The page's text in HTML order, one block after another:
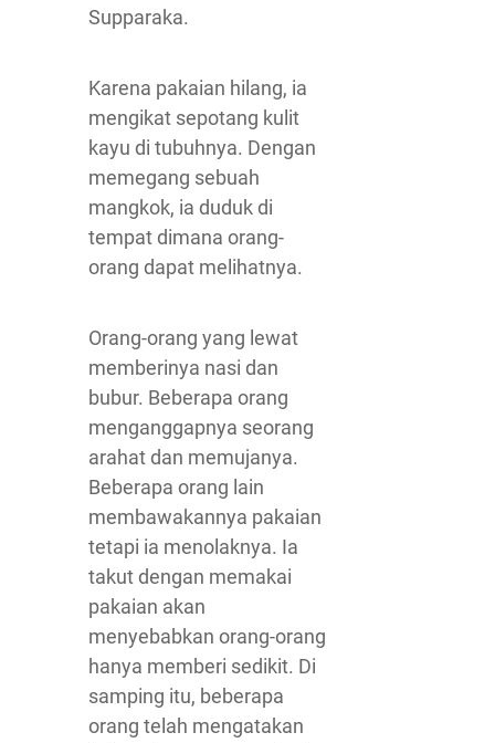
Supparaka.
Karena pakaian hilang, ia
mengikat sepotang kulit
kayu di tubuhnya. Dengan
memegang sebuah
mangkok, ia duduk di
tempat dimana orang-
orang dapat melihatnya.
Orang-orang yang lewat
memberinya nasi dan
bubur. Beberapa orang
menganggapnya seorang
arahat dan memujanya.
Beberapa orang lain
membawakannya pakaian
tetapi ia menolaknya. Ia
takut dengan memakai
pakaian akan
menyebabkan orang-orang
hanya memberi sedikit. Di
samping itu, beberapa
orang telah mengatakan